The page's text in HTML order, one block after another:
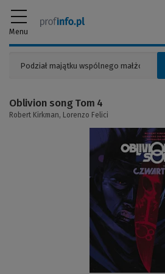
Menu
Oblivion song Tom 4
Robert Kirkman, Lorenzo Felici